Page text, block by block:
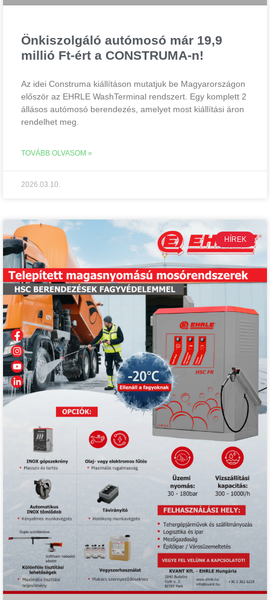
Önkiszolgáló autómosó már 19,9
millió Ft-ért a CONSTRUMA-n!
Az idei Construma kiállításon mutatjuk be Magyarországon
először az EHRLE WashTerminal rendszert. Egy komplett 2
állásos autómosó berendezés, amelyet most kiállítási áron
rendelhet meg.
TOVÁBB OLVASOM »
2026.03.10.
HÍREK